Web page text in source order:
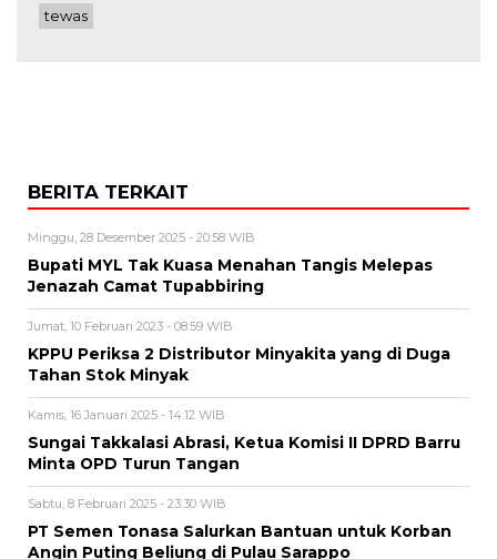
tewas
BERITA TERKAIT
Minggu, 28 Desember 2025 - 20:58 WIB
Bupati MYL Tak Kuasa Menahan Tangis Melepas
Jenazah Camat Tupabbiring
Jumat, 10 Februari 2023 - 08:59 WIB
KPPU Periksa 2 Distributor Minyakita yang di Duga
Tahan Stok Minyak
Kamis, 16 Januari 2025 - 14:12 WIB
Sungai Takkalasi Abrasi, Ketua Komisi II DPRD Barru
Minta OPD Turun Tangan
Sabtu, 8 Februari 2025 - 23:30 WIB
PT Semen Tonasa Salurkan Bantuan untuk Korban
Angin Puting Beliung di Pulau Sarappo